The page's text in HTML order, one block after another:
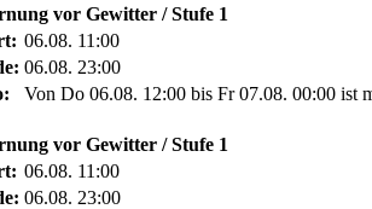
vor Gewitter / Stufe 1
06.08. 11:00
06.08. 23:00
Von Do 06.08. 12:00 bis Fr 07.08. 00:00 ist
vor Gewitter / Stufe 1
06.08. 11:00
06.08. 23:00